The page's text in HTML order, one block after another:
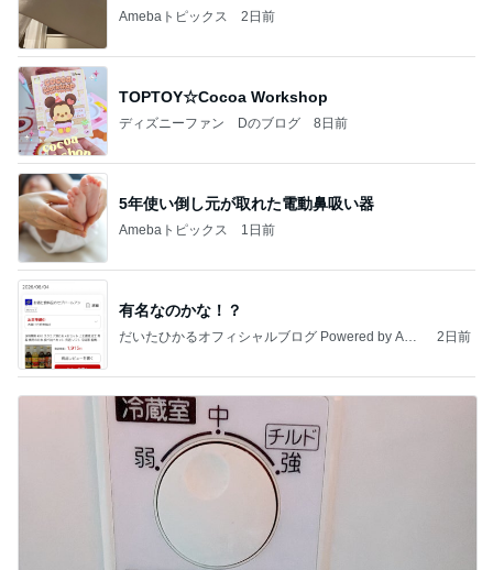
Amebaトピックス 2日前
TOPTOY☆Cocoa Workshop
ディズニーファン Dのブログ 8日前
5年使い倒し元が取れた電動鼻吸い器
Amebaトピックス 1日前
有名なのかな！？
だいたひかるオフィシャルブログ Powered by Ame
2日前